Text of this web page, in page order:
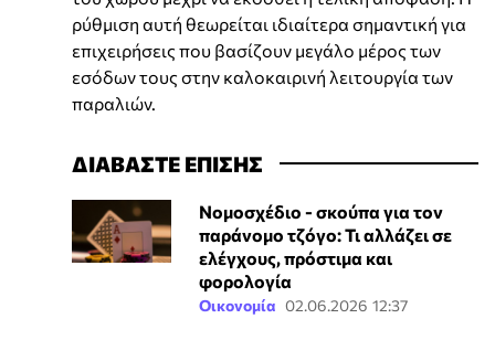
ρύθμιση αυτή θεωρείται ιδιαίτερα σημαντική για
επιχειρήσεις που βασίζουν μεγάλο μέρος των
εσόδων τους στην καλοκαιρινή λειτουργία των
παραλιών.
ΔΙΑΒΑΣΤΕ ΕΠΙΣΗΣ
Νομοσχέδιο - σκούπα για τον
παράνομο τζόγο: Τι αλλάζει σε
ελέγχους, πρόστιμα και
φορολογία
Οικονομία 02.06.2026 12:37